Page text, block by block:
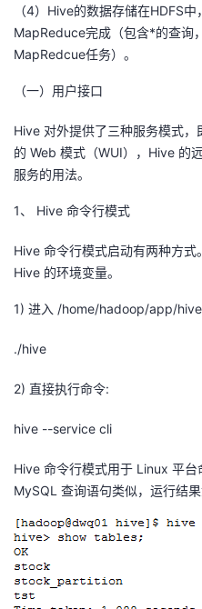
（4）Hive的数据存储在HDFS
MapReduce完成（包含*的查
MapRedcue任务）。
（一）用户接口
Hive 对外提供了三种服务模式
的 Web 模式（WUI），Hive 的
服务的用法。
1、 Hive 命令行模式
Hive 命令行模式启动有两种方
Hive 的环境变量。
1) 进入 /home/hadoop/app/
./hive
2) 直接执行命令:
hive --service cli
Hive 命令行模式用于 Linux 平
MySQL 查询语句类似，运行结果